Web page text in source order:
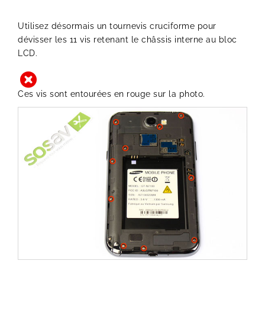
Utilisez désormais un tournevis cruciforme pour
dévisser les 11 vis retenant le châssis interne au bloc
LCD.
Ces vis sont entourées en rouge sur la photo.